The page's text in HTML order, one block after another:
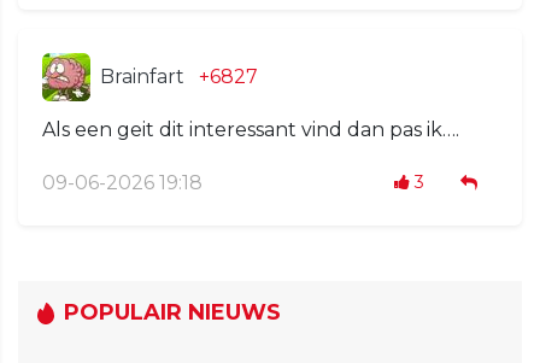
Brainfart +6827
Als een geit dit interessant vind dan pas ik….
09-06-2026 19:18 3
POPULAIR NIEUWS